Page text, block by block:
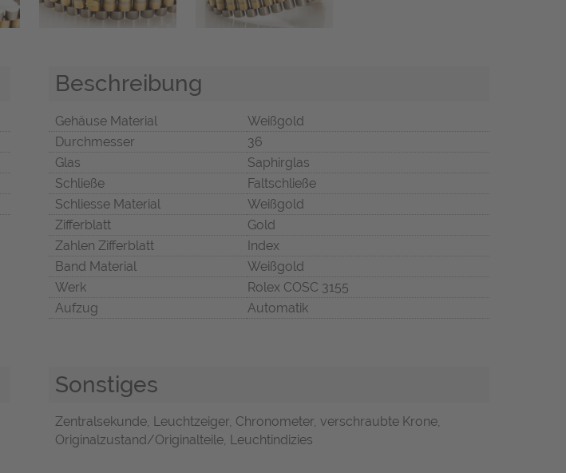
Beschreibung
Gehäuse Material
Weißgold
Durchmesser
36
Glas
Saphirglas
Schließe
Faltschließe
Schliesse Material
Weißgold
Zifferblatt
Gold
Zahlen Zifferblatt
Index
Band Material
Weißgold
Werk
Rolex COSC 3155
Aufzug
Automatik
Sonstiges
Zentralsekunde, Leuchtzeiger, Chronometer, verschraubte Krone,
Originalzustand/Originalteile, Leuchtindizies